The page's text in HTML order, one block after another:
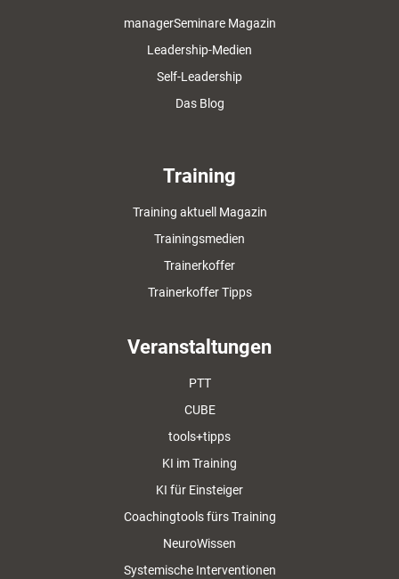
managerSeminare Magazin
Leadership-Medien
Self-Leadership
Das Blog
Training
Training aktuell Magazin
Trainingsmedien
Trainerkoffer
Trainerkoffer Tipps
Veranstaltungen
PTT
CUBE
tools+tipps
KI im Training
KI für Einsteiger
Coachingtools fürs Training
NeuroWissen
Systemische Interventionen